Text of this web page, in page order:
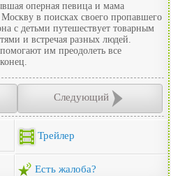
оперная певица и мама
Москву в поисках своего пропавшего
с детьми путешествует товарным
и встречая разных людей.
им преодолеть все
Следующий
Трейлер
Есть жалоба?